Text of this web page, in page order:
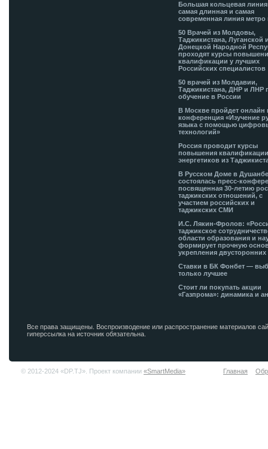
Большая кольцевая
самая длинная и самая
современная линия метро
50 Врачей из Молдовы,
Таджикистана, Луганской
Донецкой Народной
проходят курсы
квалификации у лучших
Российских специалистов
50 врачей из Молдавии,
Таджикистана, ДНР и ЛНР
обучение в России
В Москве пройдет онлайн
конференция «Изучение
языка с помощью
технологий»
Россия проводит курсы
повышения
энергетиков из
В Русском Доме в
состоялась пресс-
посвященная 30-летию
таджикских отношений, с
участием российских и
таджикских СМИ
И.С. Лякин-Фролов:
таджикское
области образования и
формирует прочную
укрепления двусторонних
Ставки в БК Фонбет —
только лучшее
Стоит ли покупать акции
«Газпрома»: динамика и
Все права защищены. Воспроизводение или распространение материалов
гиперссылка на источник обязательна.
© 2012-2024 «DP.TJ». Проект компании «SmartMedia» Главная